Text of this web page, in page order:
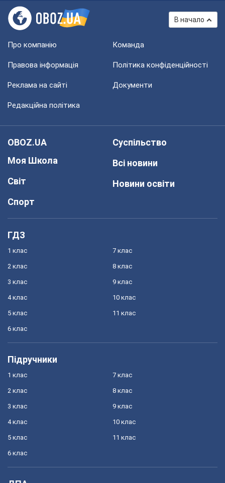
В начало
Про компанію Команда
Правова інформація Політика конфіденційності
Реклама на сайті Документи
Редакційна політика
OBOZ.UA
Моя Школа
Світ
Спорт
Суспільство
Всі новини
Новини освіти
ГДЗ
1 клас
2 клас
3 клас
4 клас
5 клас
6 клас
7 клас
8 клас
9 клас
10 клас
11 клас
Підручники
1 клас
2 клас
3 клас
4 клас
5 клас
6 клас
7 клас
8 клас
9 клас
10 клас
11 клас